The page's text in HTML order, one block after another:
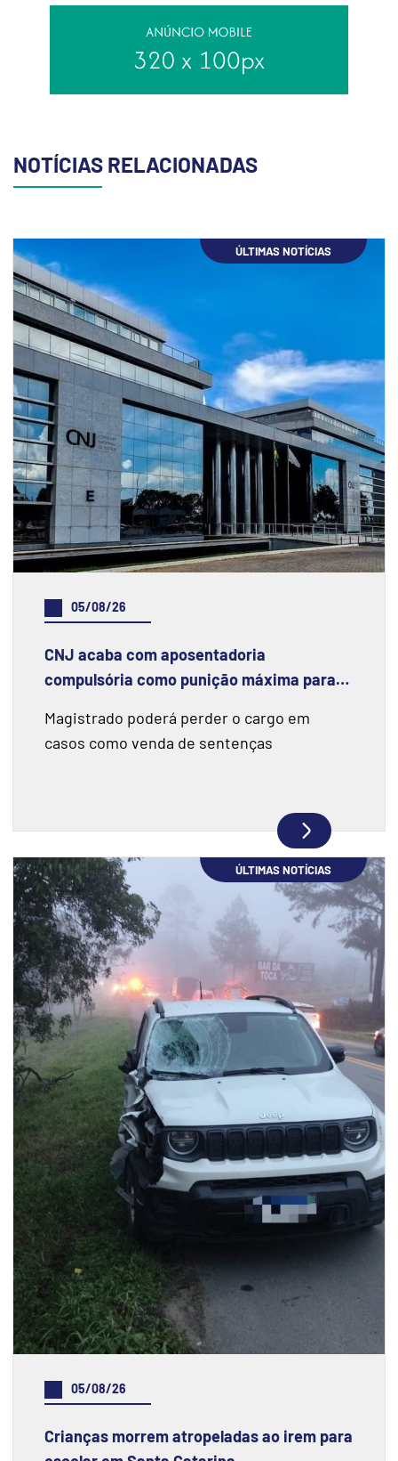
NOTÍCIAS RELACIONADAS
ÚLTIMAS NOTÍCIAS
05/08/26
CNJ acaba com aposentadoria
compulsória como punição máxima para
Magistrado poderá perder o cargo em
casos como venda de sentenças
ÚLTIMAS NOTÍCIAS
05/08/26
Crianças morrem atropeladas ao irem para